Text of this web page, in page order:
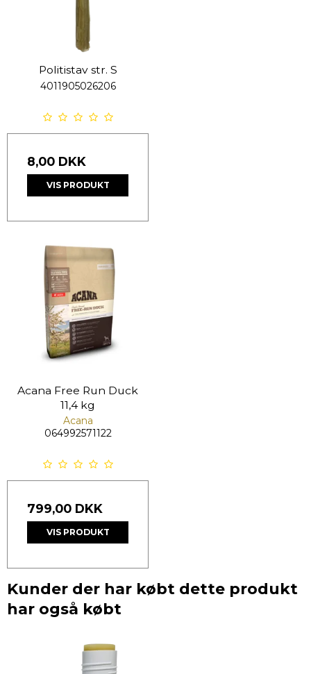
Politistav str. S
4011905026206
8,00 DKK
VIS PRODUKT
Acana Free Run Duck
11,4 kg
Acana
064992571122
799,00 DKK
VIS PRODUKT
Kunder der har købt dette produkt
har også købt